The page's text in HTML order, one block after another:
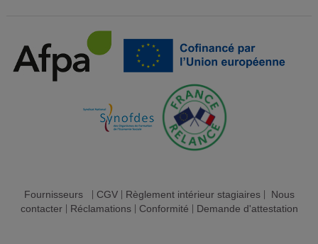
Fournisseurs| CGV| Règlement intérieur stagiaires| Nous
contacter| Réclamations| Conformité Demande d'attestation